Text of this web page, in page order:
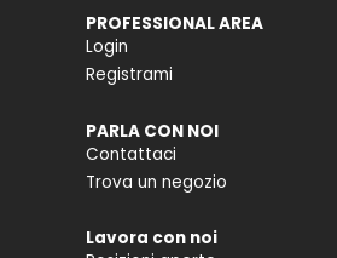
PROFESSIONAL AREA
Login
Registrami
PARLA CON NOI
Contattaci
Trova un negozio
Lavora con noi